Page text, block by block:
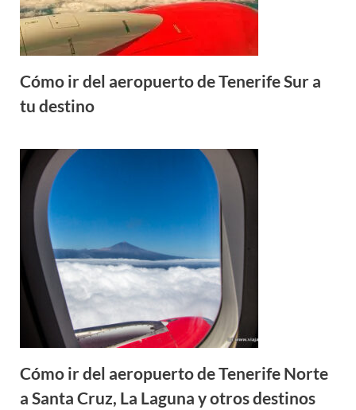
Cómo ir del aeropuerto de Tenerife Sur a
tu destino
Cómo ir del aeropuerto de Tenerife Norte
a Santa Cruz, La Laguna y otros destinos